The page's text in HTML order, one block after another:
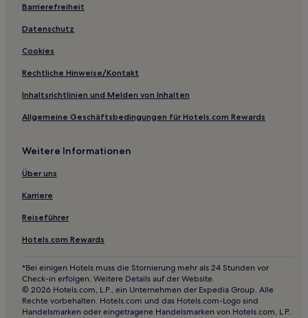
Barrierefreiheit
Datenschutz
Cookies
Rechtliche Hinweise/Kontakt
Inhaltsrichtlinien und Melden von Inhalten
Allgemeine Geschäftsbedingungen für Hotels.com Rewards
Weitere Informationen
Über uns
Karriere
Reiseführer
Hotels.com Rewards
*Bei einigen Hotels muss die Stornierung mehr als 24 Stunden vor
Check-in erfolgen. Weitere Details auf der Website.
© 2026 Hotels.com, L.P., ein Unternehmen der Expedia Group. Alle
Rechte vorbehalten. Hotels.com und das Hotels.com-Logo sind
Handelsmarken oder eingetragene Handelsmarken von Hotels.com, L.P.